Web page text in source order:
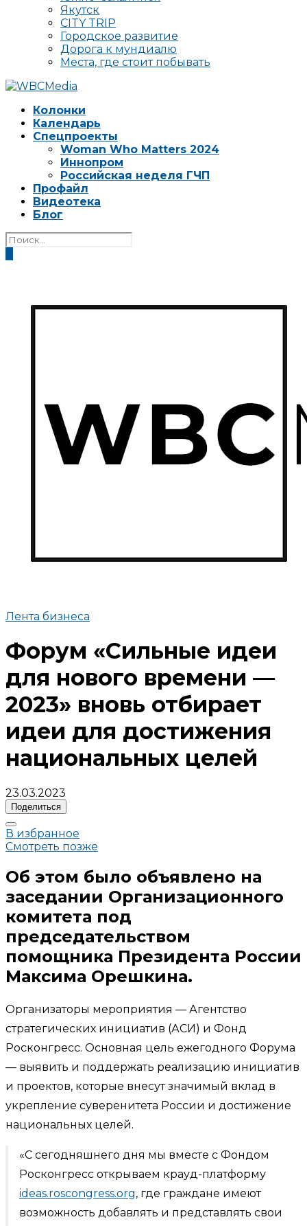
Якутск
CITY TRIP
Городское развитие
Дорога к мундиалю
Места, где стоит побывать
Колонки
Календарь
Спецпроекты
Woman Who Matters 2024
Иннопром
Российская неделя ГЧП
Профайл
Видеотека
Блог
Лента бизнеса
Форум «Сильные идеи
для нового времени —
2023» вновь отбирает
идеи для достижения
национальных целей
23.03.2023
Поделиться
В избранное
Смотреть позже
Об этом было объявлено на
заседании Организационного
комитета под
председательством
помощника Президента России
Максима Орешкина.
Организаторы мероприятия — Агентство
стратегических инициатив (АСИ) и Фонд
Росконгресс. Основная цель ежегодного Форума
— выявить и поддержать реализацию инициатив
и проектов, которые внесут значимый вклад в
укрепление суверенитета России и достижение
национальных целей.
«С сегодняшнего дня мы вместе с Фондом
Росконгресс открываем крауд-платформу
ideas.roscongress.org, где граждане имеют
возможность добавлять и представлять свои